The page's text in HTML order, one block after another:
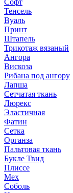
Софт
Тенсель
Вуаль
Принт
Штапель
Трикотаж вязаный
Ангора
Вискоза
Рибана под ангору
Лапша
Сетчатая ткань
Люрекс
Эластичная
Фатин
Сетка
Органза
Пальтовая ткань
Букле Твид
Плиссе
Мех
Соболь